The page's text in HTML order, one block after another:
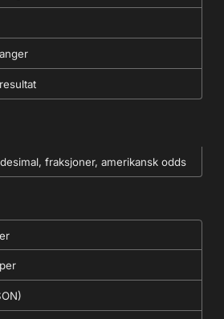
fraksjoner, amerikansk odds